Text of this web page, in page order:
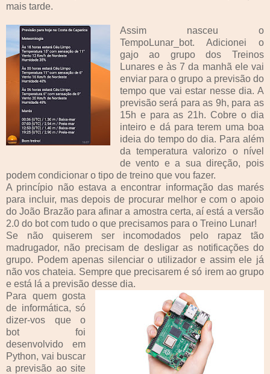
mais tarde.
Assim nasceu o
TempoLunar_bot. Adicionei o
gajo ao grupo dos Treinos
Lunares e às 7 da manhã ele vai
enviar para o grupo a previsão do
tempo que vai estar nesse dia. A
previsão será para as 9h, para as
15h e para as 21h. Cobre o dia
inteiro e dá para terem uma boa
ideia do tempo do dia. Para além
da temperatura valorizo o nível
de vento e a sua direção, pois
podem condicionar o tipo de treino que vou fazer.
A princípio não estava a encontrar informação das marés
para incluir, mas depois de procurar melhor e com o apoio
do João Brazão para afinar a amostra certa, aí está a versão
2.0 do bot com tudo o que precisamos para o Treino Lunar!
Se não quiserem ser incomodados pelo rapaz tão
madrugador, não precisam de desligar as notificações do
grupo. Podem apenas silenciar o utilizador e assim ele já
não vos chateia. Sempre que precisarem é só irem ao grupo
e está lá a previsão desse dia.
Para quem gosta
de informática, só
dizer-vos que o
bot foi
desenvolvido em
Python, vai buscar
a previsão ao site